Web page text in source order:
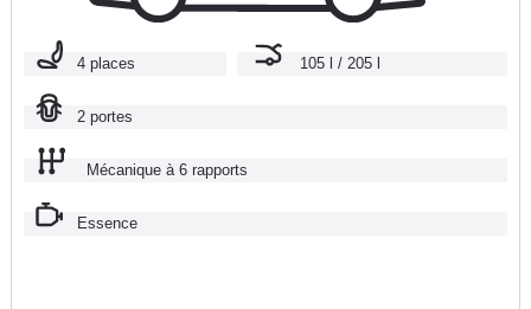
4 places 105 l / 205 l
2 portes
Mécanique à 6 rapports
Essence